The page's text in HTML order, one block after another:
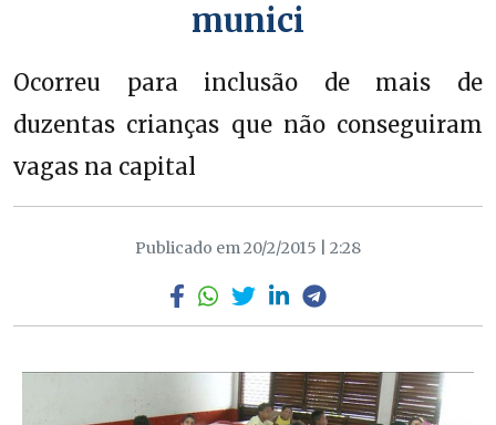
munici
Ocorreu para inclusão de mais de
duzentas crianças que não conseguiram
vagas na capital
Publicado em 20/2/2015 | 2:28